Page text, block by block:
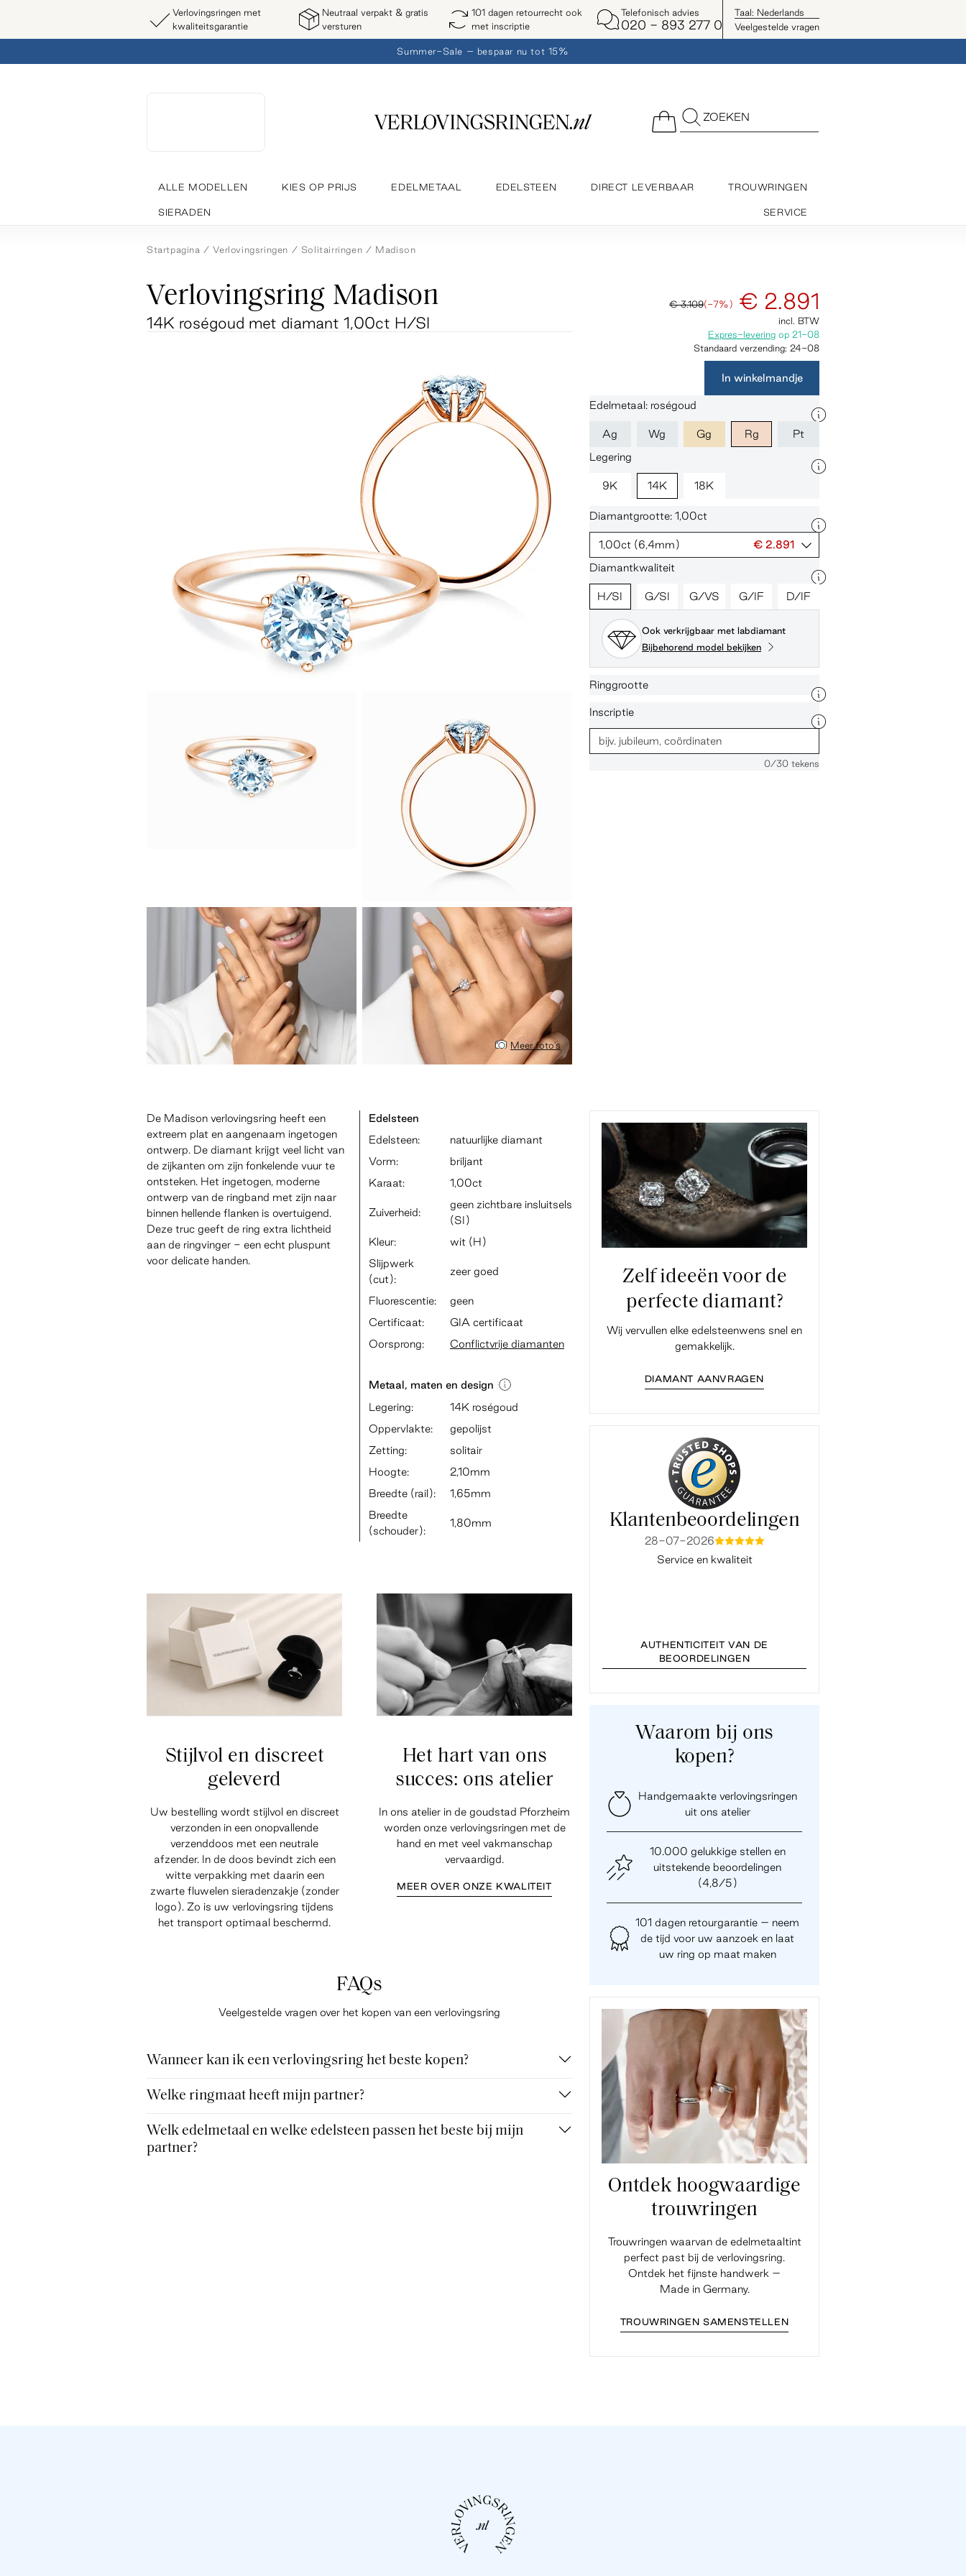
Verlovingsringen met
kwaliteitsgarantie
Neutraal verpakt & gratis
versturen
101 dagen retourrecht ook
met inscriptie
Telefonisch advies
020 - 893 277 0
Taal: Nederlands
Veelgestelde vragen
Summer-Sale – bespaar nu tot 15%
ZOEKEN
ALLE MODELLEN KIES OP PRIJS EDELMETAAL EDELSTEEN DIRECT LEVERBAAR TROUWRINGEN
SIERADEN SERVICE
Startpagina Verlovingsringen Solitairringen Madison
Verlovingsring Madison
14K roségoud met diamant 1,00ct H/SI
Meer foto's
€ 3.109(-7%) € 2.891
incl. BTW
Expres-levering op 21-08
Standaard verzending: 24-08
In winkelmandje
Edelmetaal: roségoud
Ag Wg Gg Rg
Pt
Legering
9K 14K 18K
Diamantgrootte: 1,00ct
1,00ct (6,4mm)
€ 2.891
Diamantkwaliteit
H/SI G/SI G/VS G/IF D/IF
Ook verkrijgbaar met labdiamant
Bijbehorend model bekijken
Ringgrootte
Inscriptie
0/30 tekens
De Madison verlovingsring heeft een
extreem plat en aangenaam ingetogen
ontwerp. De diamant krijgt veel licht van
de zijkanten om zijn fonkelende vuur te
ontsteken. Het ingetogen, moderne
ontwerp van de ringband met zijn naar
binnen hellende flanken is overtuigend.
Deze truc geeft de ring extra lichtheid
aan de ringvinger - een echt pluspunt
voor delicate handen.
Edelsteen
Edelsteen:
natuurlijke diamant
Vorm:
briljant
Karaat:
1,00ct
Zuiverheid:
geen zichtbare insluitsels
(SI)
Kleur:
wit (H)
Slijpwerk
(cut):
zeer goed
Fluorescentie:
geen
Certificaat:
GIA certificaat
Oorsprong:
Conflictvrije diamanten
Metaal, maten en design
Legering:
14K roségoud
Oppervlakte:
gepolijst
Zetting:
solitair
Hoogte:
2,10mm
Breedte (rail):
1,65mm
Breedte
(schouder):
1,80mm
Stijlvol en discreet
geleverd
Uw bestelling wordt stijlvol en discreet
verzonden in een onopvallende
verzenddoos met een neutrale
afzender. In de doos bevindt zich een
witte verpakking met daarin een
zwarte fluwelen sieradenzakje (zonder
logo). Zo is uw verlovingsring tijdens
het transport optimaal beschermd.
Het hart van ons
succes: ons atelier
In ons atelier in de goudstad Pforzheim
worden onze verlovingsringen met de
hand en met veel vakmanschap
vervaardigd.
MEER OVER ONZE KWALITEIT
FAQs
Veelgestelde vragen over het kopen van een verlovingsring
Wanneer kan ik een verlovingsring het beste kopen?
Welke ringmaat heeft mijn partner?
Welk edelmetaal en welke edelsteen passen het beste bij mijn
partner?
Zelf ideeën voor de
perfecte diamant?
Wij vervullen elke edelsteenwens snel en
gemakkelijk.
DIAMANT AANVRAGEN
Klantenbeoordelingen
28-07-2026mmmmm
Service en kwaliteit
AUTHENTICITEIT VAN DE
BEOORDELINGEN
Waarom bij ons
kopen?
Handgemaakte verlovingsringen
uit ons atelier
10.000 gelukkige stellen en
uitstekende beoordelingen
(4,8/5)
101 dagen retourgarantie – neem
de tijd voor uw aanzoek en laat
uw ring op maat maken
Ontdek hoogwaardige
trouwringen
Trouwringen waarvan de edelmetaaltint
perfect past bij de verlovingsring.
Ontdek het fijnste handwerk –
Made in Germany.
TROUWRINGEN SAMENSTELLEN